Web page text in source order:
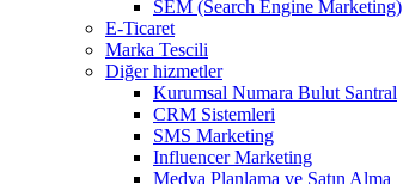
SEM (Search Engine Marketing)
E-Ticaret
Marka Tescili
Diğer hizmetler
Kurumsal Numara Bulut Santral
CRM Sistemleri
SMS Marketing
Influencer Marketing
Medya Planlama ve Satın Alma